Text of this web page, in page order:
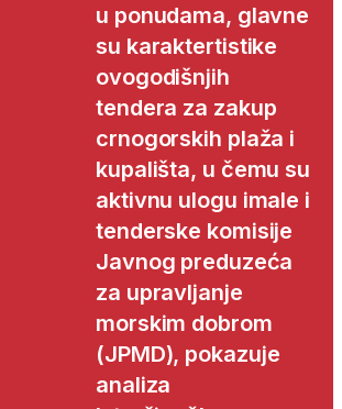
u ponudama, glavne
su karaktertistike
ovogodišnjih
tendera za zakup
crnogorskih plaža i
kupališta, u čemu su
aktivnu ulogu imale i
tenderske komisije
Javnog preduzeća
za upravljanje
morskim dobrom
(JPMD), pokazuje
analiza